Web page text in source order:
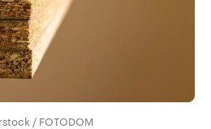
/ FOTODOM